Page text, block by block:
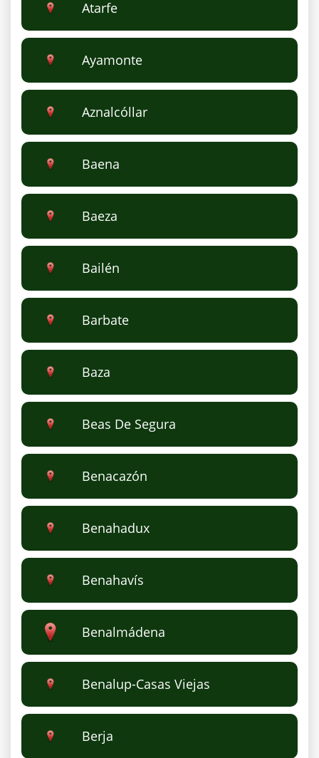
Atarfe
Ayamonte
Aznalcóllar
Baena
Baeza
Bailén
Barbate
Baza
Beas De Segura
Benacazón
Benahadux
Benahavís
Benalmádena
Benalup-Casas Viejas
Berja